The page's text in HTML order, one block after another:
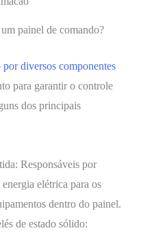
painel de comando?
por diversos componentes
para garantir o controle
dos principais
Responsáveis por
elétrica para os
dentro do painel.
de estado sólido: